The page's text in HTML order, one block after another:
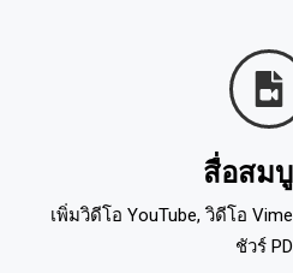
สื่อสม
เพิ่มวิดีโอ YouTube, วิดีโอ
ชัวร์